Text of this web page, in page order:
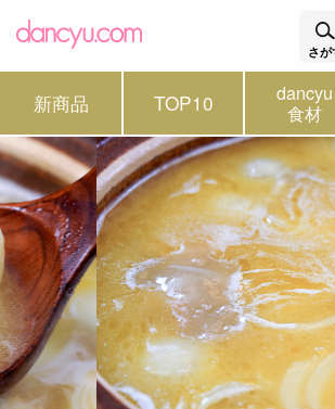
さが
新商品 TOP10 dancyu
食材